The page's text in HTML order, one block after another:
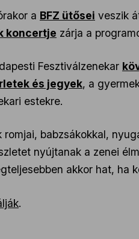
a BFZ ütősei veszik
koncertje zárja a
Fesztiválzenekar
és jegyek, a
estekre.
babzsákokkal,
nyújtanak a zenei
akkor hat, ha
.